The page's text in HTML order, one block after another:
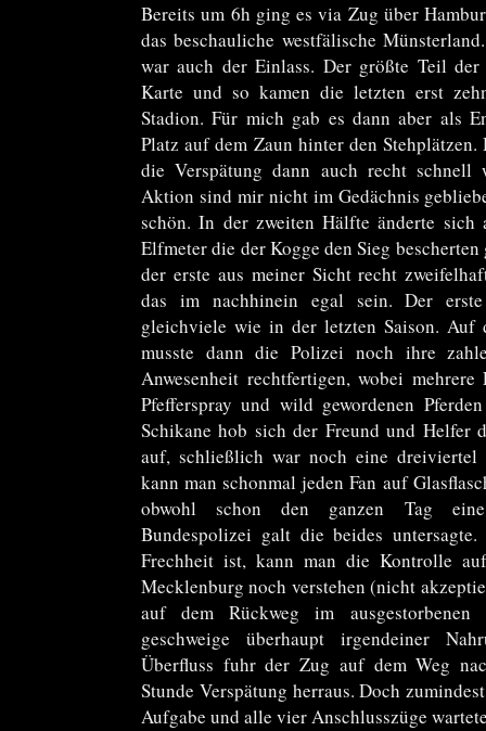
Bereits um 6h ging es via Zug über
das beschauliche westfälische
war auch der Einlass. Der größte Teil
Karte und so kamen die letzten erst
Stadion. Für mich gab es dann aber als
Platz auf dem Zaun hinter den
die Verspätung dann auch recht schnell
Aktion sind mir nicht im Gedächnis
schön. In der zweiten Hälfte änderte sich
Elfmeter die der Kogge den Sieg
der erste aus meiner Sicht recht
das im nachhinein egal sein. Der
gleichviele wie in der letzten Saison. Auf
musste dann die Polizei noch ihre
Anwesenheit rechtfertigen, wobei
Pfefferspray und wild gewordenen
Schikane hob sich der Freund und Helfer
auf, schließlich war noch eine dreiviertel
kann man schonmal jeden Fan auf
obwohl schon den ganzen Tag
Bundespolizei galt die beides
Frechheit ist, kann man die Kontrolle
Mecklenburg noch verstehen (nicht
auf dem Rückweg im
geschweige überhaupt irgendeiner
Überfluss fuhr der Zug auf dem Weg
Stunde Verspätung herraus. Doch
Aufgabe und alle vier Anschlusszüge